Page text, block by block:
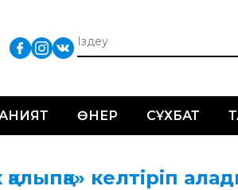
ӨНЕР СҰХБАТ
келтіріп